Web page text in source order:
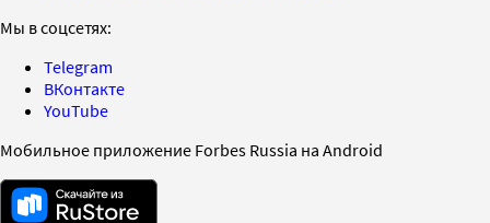
Мы в соцсетях:
Telegram
ВКонтакте
YouTube
Мобильное приложение Forbes Russia на Android